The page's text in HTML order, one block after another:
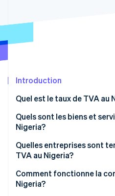
Élimination du carbone
Stripe Sessions 2026
Découvrez comment
l’IA.
Regarder
Introduction
Quel est le taux de TVA au
Quels sont les biens et
Nigeria?
Biens et services soumis
Biens et services à taux zéro
Biens et services exonérés
Quelles entreprises sont
TVA au Nigeria?
Comment fonctionne la
Nigeria?